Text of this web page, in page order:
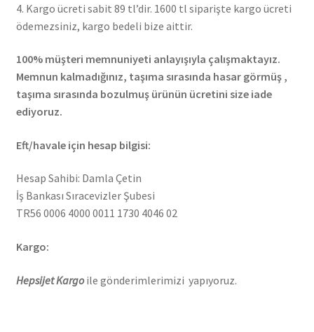
4. Kargo ücreti sabit 89 tl’dir. 1600 tl siparişte kargo ücreti
ödemezsiniz, kargo bedeli bize aittir.
100% müşteri memnuniyeti anlayışıyla çalışmaktayız.
Memnun kalmadığınız, taşıma sırasında hasar görmüş ,
taşıma sırasında bozulmuş ürünün ücretini size iade
ediyoruz.
Eft/havale için hesap bilgisi:
Hesap Sahibi: Damla Çetin
İş Bankası Sıracevizler Şubesi
TR56 0006 4000 0011 1730 4046 02
Kargo:
Hepsijet Kargoile gönderimlerimizi yapıyoruz.